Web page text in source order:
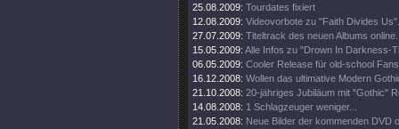
25.08.2009: Tourdates fixiert
12.08.2009: Videovorbote zu "Faith Divides Us".
27.07.2009: Titeltrack des neuen Albums online.
15.05.2009: Alle Infos zu "Drown In Darkness-
06.05.2009: Cooler Release für old-school
16.12.2008: Wollen das ultimative Modern
21.10.2008: 20-jähriges Jubiläum mit "Gothic"
14.08.2008: 1 Schlagzeuger weniger...
21.05.2008: Neue Bilder der kommenden DVD